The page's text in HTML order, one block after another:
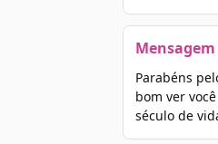
Parabéns
bom ver
século de